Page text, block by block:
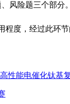
险题三个部分
程度，经过此环
性能电催化钛基